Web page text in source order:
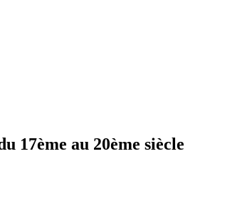
17ème au 20ème siècle